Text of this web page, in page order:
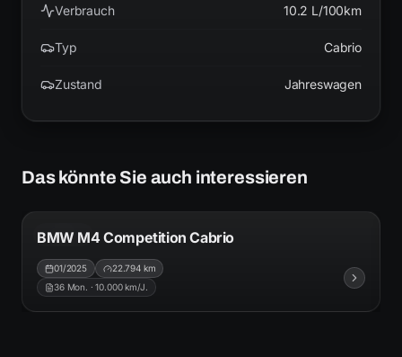
Verbrauch 10.2 L/100km
Typ Cabrio
Zustand Jahreswagen
Das könnte Sie auch interessieren
IDB10271
AB1.000
BMW M4 Competition Cabrio
01/2025 22.794km
36Mon. ·10.000km/J.